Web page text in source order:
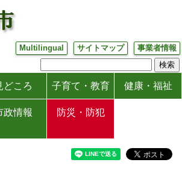
Multilingual サイトマップ 事業者情報
どころ 子育て・教育 健康・福祉
政情報 防災・防犯